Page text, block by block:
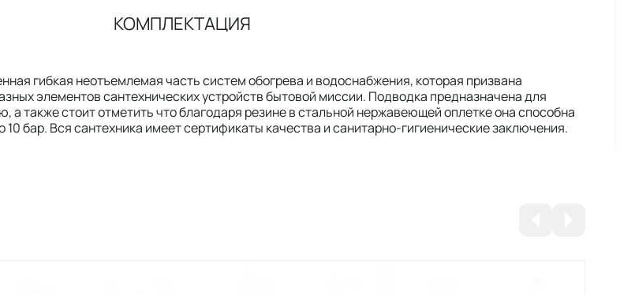
КОМПЛЕКТАЦИЯ
гибкая неотъемлемая часть систем обогрева и водоснабжения, которая призвана
элементов сантехнических устройств бытовой миссии. Подводка предназначена для
также стоит отметить что благодаря резине в стальной нержавеющей оплетке она способна
бар. Вся сантехника имеет сертификаты качества и санитарно-гигиенические заключения.